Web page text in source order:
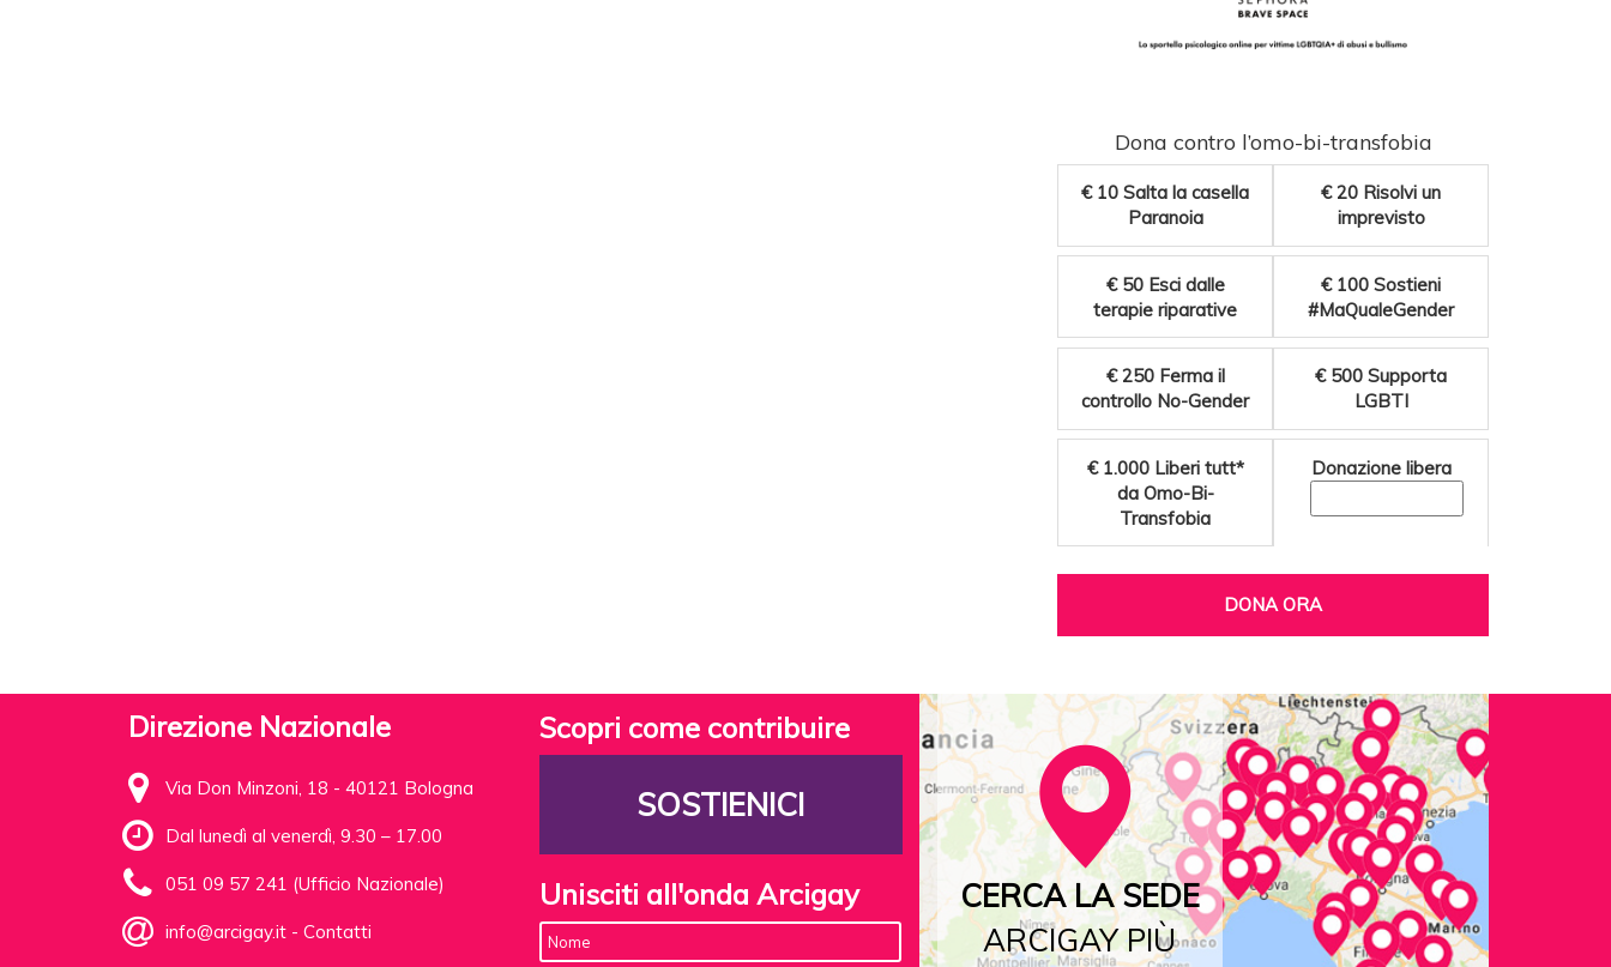
Dona contro l’omo-bi-transfobia
€ 10 Salta la casella
Paranoia
€ 20 Risolvi un
imprevisto
€ 50 Esci dalle
terapie riparative
€ 100 Sostieni
#MaQualeGender
€ 250 Ferma il
controllo No-Gender
€ 500 Supporta
LGBTI
€ 1.000 Liberi tutt*
da Omo-Bi-
Transfobia
Donazione libera
DONA ORA
Direzione Nazionale
Via Don Minzoni, 18 - 40121 Bologna
Dal lunedì al venerdì, 9.30 – 17.00
051 09 57 241 (Ufficio Nazionale)
info@arcigay.it - Contatti
Scopri come contribuire
SOSTIENICI
Unisciti all'onda Arcigay
CERCA LA SEDE
ARCIGAY PIÙ